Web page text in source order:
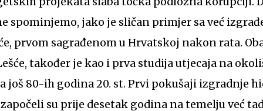
spominjemo, jako je sličan primjer sa već
prvom sagrađenom u Hrvatskoj nakon rata.
također je kao i prva studija utjecaja na
još 80-ih godina 20. st. Prvi pokušaji izgradnje
su prije desetak godina na temelju već